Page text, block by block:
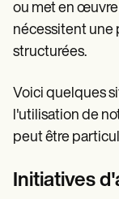
ou met en
nécessitent une
structurées.
Voici quelques
l'utilisation de
peut être
Initiatives